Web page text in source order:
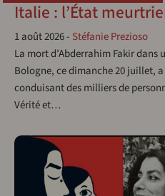
Italie : l’État
1 août 2026- Stéfanie Prezioso
La mort d’Abderrahim Fakir
Bologne, ce dimanche 20 juillet,
conduisant des milliers de
Vérité et…